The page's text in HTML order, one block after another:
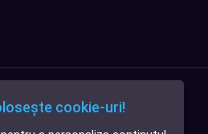
cookie-uri!